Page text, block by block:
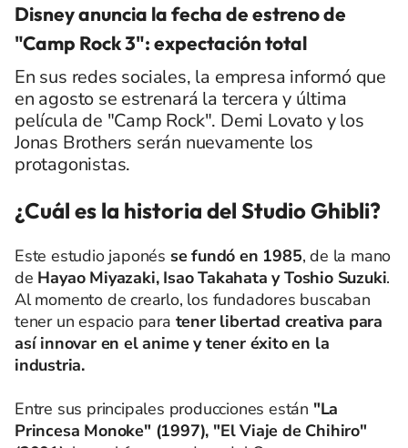
Disney anuncia la fecha de estreno de
"Camp Rock 3": expectación total
En sus redes sociales, la empresa informó que
en agosto se estrenará la tercera y última
película de "Camp Rock". Demi Lovato y los
Jonas Brothers serán nuevamente los
protagonistas.
¿Cuál es la historia del Studio Ghibli?
Este estudio japonés se fundó en 1985, de la mano
de Hayao Miyazaki, Isao Takahata y Toshio Suzuki.
Al momento de crearlo, los fundadores buscaban
tener un espacio para tener libertad creativa para
así innovar en el anime y tener éxito en la
industria.
Entre sus principales producciones están "La
Princesa Monoke" (1997), "El Viaje de Chihiro"